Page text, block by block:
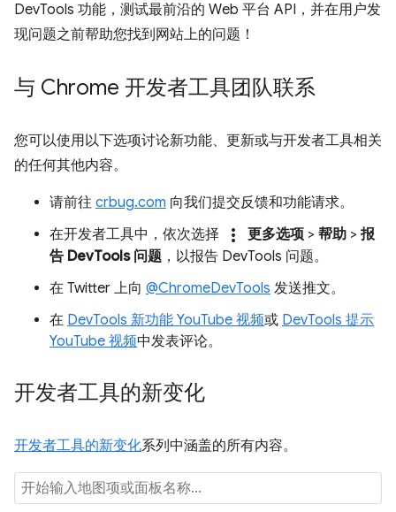
DevTools 功能，测试最前沿的 Web 平台 API，并在用户发
现问题之前帮助您找到网站上的问题！
与 Chrome 开发者工具团队联系
您可以使用以下选项讨论新功能、更新或与开发者工具相关
的任何其他内容。
请前往 crbug.com 向我们提交反馈和功能请求。
在开发者工具中，依次选择
more_vert 更多选项 > 帮助 > 报
告 DevTools 问题 ，以报告 DevTools 问题。
在 Twitter 上向 @ChromeDevTools 发送推文。
在 DevTools 新功能 YouTube 视频或 DevTools 提示
YouTube 视频中发表评论。
开发者工具的新变化
开发者工具的新变化系列中涵盖的所有内容。